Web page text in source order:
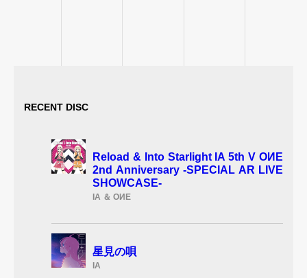
RECENT DISC
Reload & Into Starlight IA 5th V OИE
2nd Anniversary -SPECIAL AR LIVE
SHOWCASE-
IA ＆ OИE
星見の唄
IA